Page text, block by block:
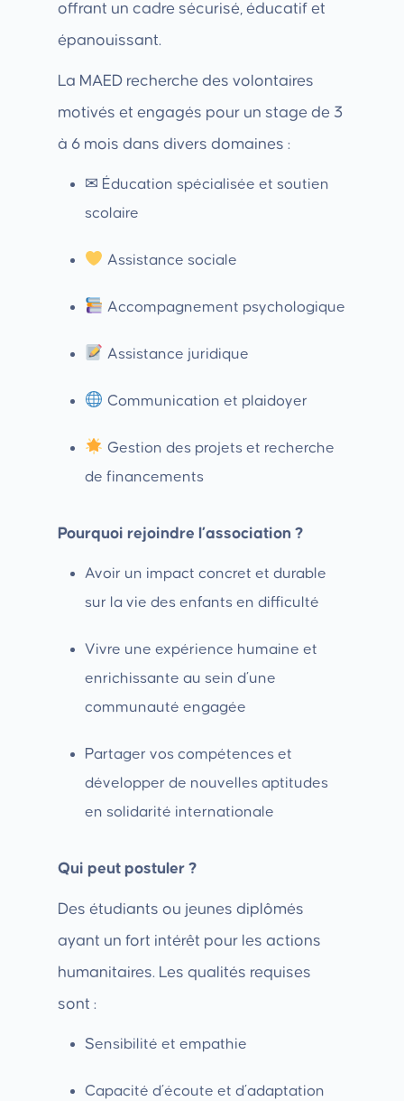
offrant un cadre sécurisé, éducatif et
épanouissant.
La MAED recherche des volontaires
motivés et engagés pour un stage de 3
à 6 mois dans divers domaines :
✉ Éducation spécialisée et soutien
scolaire
Assistance sociale
Accompagnement psychologique
Assistance juridique
Communication et plaidoyer
Gestion des projets et recherche
de financements
Pourquoi rejoindre l’association ?
Avoir un impact concret et durable
sur la vie des enfants en difficulté
Vivre une expérience humaine et
enrichissante au sein d’une
communauté engagée
Partager vos compétences et
développer de nouvelles aptitudes
en solidarité internationale
Qui peut postuler ?
Des étudiants ou jeunes diplômés
ayant un fort intérêt pour les actions
humanitaires. Les qualités requises
sont :
Sensibilité et empathie
Capacité d’écoute et d’adaptation